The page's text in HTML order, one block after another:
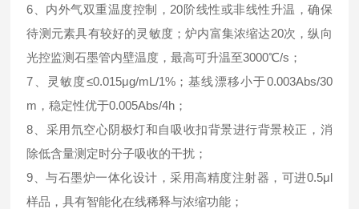
6、内外气双重温度控制，20阶线性或非线性升温，确保
待测元素具有较好的灵敏度；炉内富集浓缩达20次，纵向
光控监测石墨管内壁温度，最高可升温至3000℃/s；
7、灵敏度≤0.015μg/mL/1%；基线漂移小于0.003Abs/30
m，稳定性优于0.005Abs/4h；
8、采用氘空心阴极灯和自吸收扣背景进行背景校正，消
除低含量测定时分子吸收的干扰；
9、与石墨炉一体化设计，采用高精度注射器，可进0.5μl
样品，具有智能化在线稀释与浓缩功能；